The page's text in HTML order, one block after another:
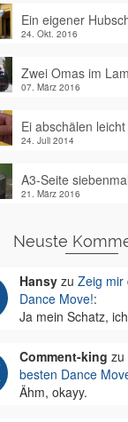
Ein eigener
24. Okt. 2016
Zwei Omas im
07. März 2016
Ei abschälen
24. Juli 2014
A3-Seite
21. März 2016
Neuste
Hansyzu Zeig mir
Dance Move!:
Ja mein Schatz,
Comment-king zu
besten Dance
Ähm, okayy.